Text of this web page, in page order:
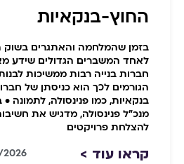
החוץ-בנקאיות
בזמן שהמלחמה והאתגרים בשוק
לאחד המשברים הגדולים שידע
חברות בנייה רבות ממשיכות
הגורמים לכך הוא כניסתן של
בנקאיות, כמו פנינסולה, לתמונה •
מנכ”ל פנינסולה, מדגיש את
להצלחת פרויקטים
קראו עוד > 2026